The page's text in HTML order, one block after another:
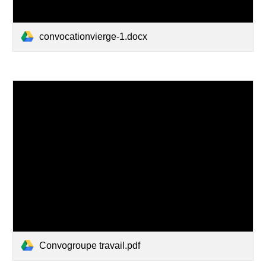
convocationvierge-1.docx
Convogroupe travail.pdf